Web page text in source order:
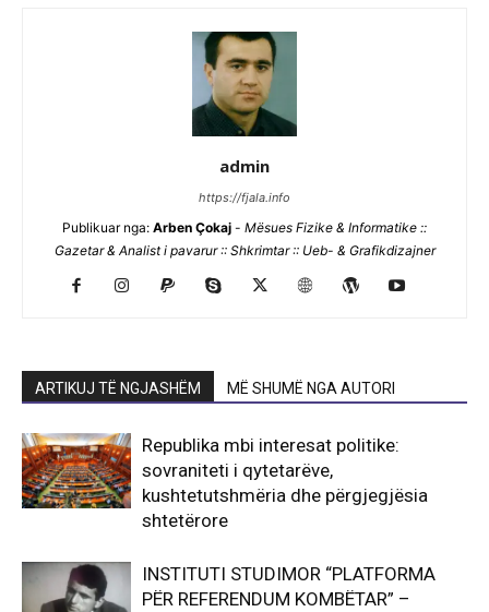
admin
https://fjala.info
Publikuar nga: Arben Çokaj - Mësues Fizike & Informatike ::
Gazetar & Analist i pavarur :: Shkrimtar :: Ueb- & Grafikdizajner
ARTIKUJ TË NGJASHËM MË SHUMË NGA AUTORI
Republika mbi interesat politike:
sovraniteti i qytetarëve,
kushtetutshmëria dhe përgjegjësia
shtetërore
INSTITUTI STUDIMOR “PLATFORMA
PËR REFERENDUM KOMBËTAR” –